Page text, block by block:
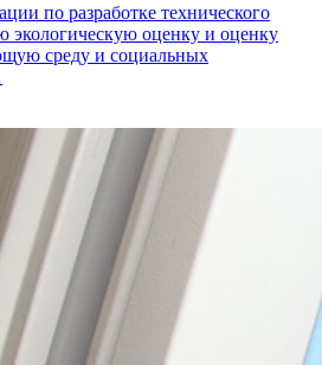
по разработке технического
экологическую оценку и оценку
среду и социальных